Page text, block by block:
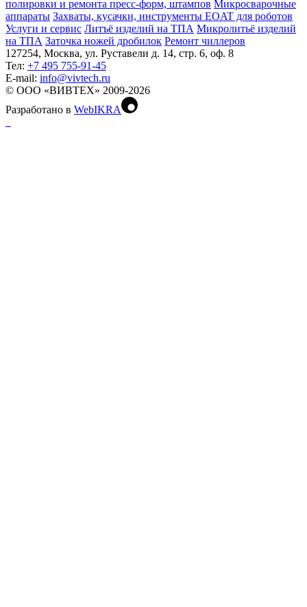
полировки и ремонта пресс-форм, штампов Микросварочные
аппараты Захваты, кусачки, инструменты EOAT для роботов
Услуги и сервис Литъё изделий на ТПА Микролитьё изделий
на ТПА Заточка ножей дробилок Ремонт чиллеров
127254, Москва, ул. Руставели д. 14, стр. 6, оф. 8
Тел: +7 495 755-91-45
Е-mail: info@vivtech.ru
© ООО «ВИВТЕХ» 2009-2026
Разработано в WebIKRA